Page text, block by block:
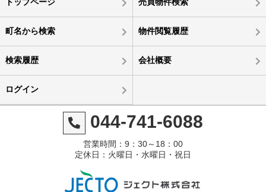
町名から検索 物件閲覧履歴
検索履歴 会社概要
ログイン
044-741-6088
営業時間：9：30～18：00
定休日：火曜日・水曜日・祝日